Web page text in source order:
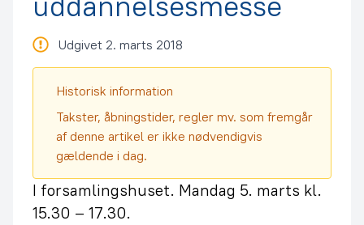
Udgivet 2. marts 2018
Historisk information
Takster, åbningstider, regler mv. som fremgår
af denne artikel er ikke nødvendigvis
gældende i dag.
I forsamlingshuset. Mandag 5. marts kl.
15.30 – 17.30.